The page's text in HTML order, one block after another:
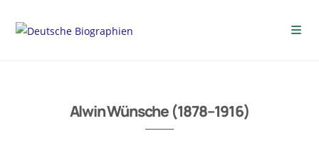
Alwin Wünsche (1878–1916)